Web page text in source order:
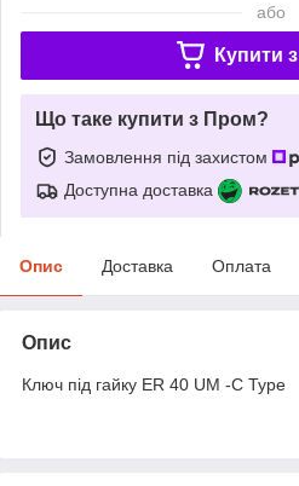
або
Купити з
Що таке купити з Пром?
Замовлення під захистом
Доступна доставка
Опис Доставка Оплата
Опис
Ключ під гайку ER 40 UM -C Type